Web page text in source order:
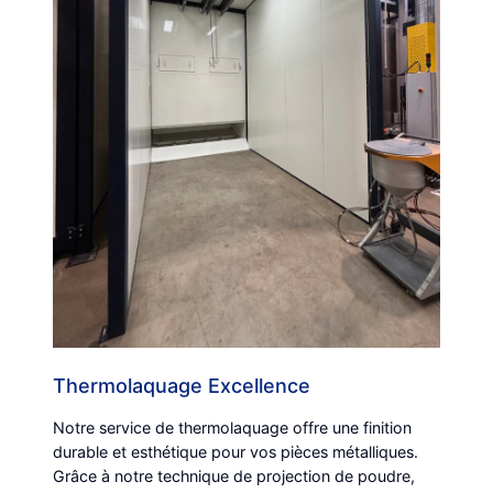
Thermolaquage Excellence
Notre service de thermolaquage offre une finition
durable et esthétique pour vos pièces métalliques.
Grâce à notre technique de projection de poudre,